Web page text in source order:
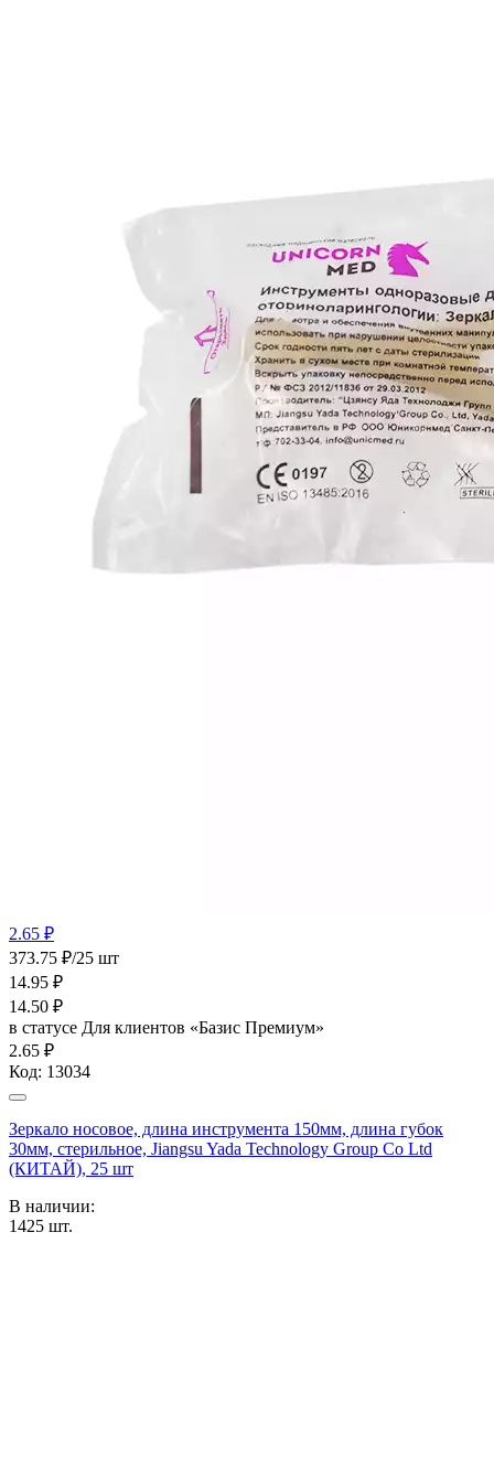
2.65 ₽
373.75 ₽/25 шт
14.95 ₽
14.50 ₽
в статусе Для клиентов «Базис Премиум»
2.65 ₽
Код: 13034
Зеркало носовое, длина инструмента 150мм, длина губок
30мм, стерильное, Jiangsu Yada Technology Group Co Ltd
(КИТАЙ), 25 шт
В наличии:
1425 шт.